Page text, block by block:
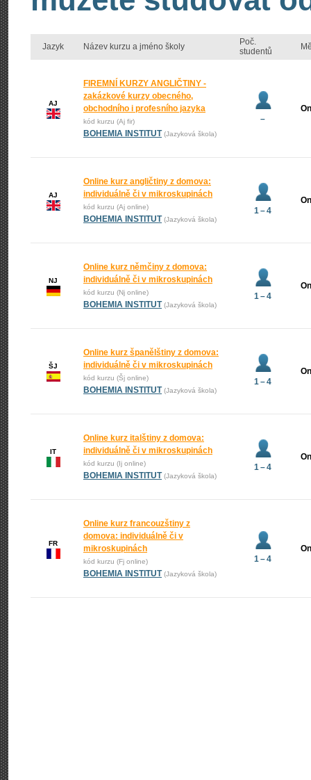
Jazyk Název kurzu a jméno školy
Poč.
studentů
AJ
FIREMNÍ KURZY ANGLIČTINY -
zakázkové kurzy obecného,
obchodního i profesního jazyka
kód kurzu (Aj fir)
BOHEMIA INSTITUT (Jazyková škola)
–
AJ
Online kurz angličtiny z domova:
individuálně či v mikroskupinách
kód kurzu (Aj online)
BOHEMIA INSTITUT (Jazyková škola)
1 – 4
NJ
Online kurz němčiny z domova:
individuálně či v mikroskupinách
kód kurzu (Nj online)
BOHEMIA INSTITUT (Jazyková škola)
1 – 4
ŠJ
Online kurz španělštiny z domova:
individuálně či v mikroskupinách
kód kurzu (Šj online)
BOHEMIA INSTITUT (Jazyková škola)
1 – 4
IT
Online kurz italštiny z domova:
individuálně či v mikroskupinách
kód kurzu (Ij online)
BOHEMIA INSTITUT (Jazyková škola)
1 – 4
FR
Online kurz francouzštiny z
domova: individuálně či v
mikroskupinách
kód kurzu (Fj online)
BOHEMIA INSTITUT (Jazyková škola)
1 – 4